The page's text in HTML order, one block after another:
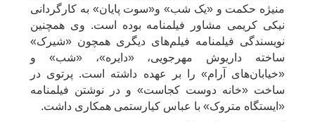
منیژه حکمت و «یک شب» و«سوت پایان» به کارگردانی
نیکی کریمی مشاور فیلمنامه‌ بوده است. وی همچنین
نویسندگی فیلمنامه فیلم‌های دیگری همچون «شیرک»
ساخته داریوش مهرجویی، «دایره»، «شب» و
«خیابان‌های آرام» را بر عهده داشته است. پرتوی در
ساخت «خانه دوست کجاست» و در نوشتن فیلمنامه
«ایستگاه متروک» با عباس کیارستمی همکاری داشت.